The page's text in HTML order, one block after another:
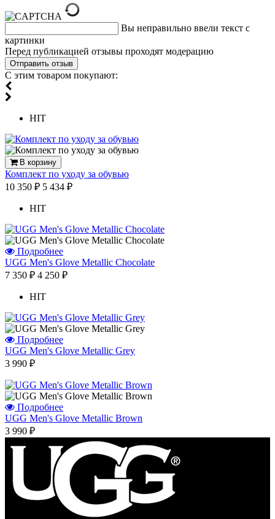
Вы неправильно ввели текст с
картинки
Перед публикацией отзывы проходят модерацию
С этим товаром покупают:
HIT
В корзину
Комплект по уходу за обувью
10 350 ₽ 5 434 ₽
HIT
Подробнее
UGG Men's Glove Metallic Chocolate
7 350 ₽ 4 250 ₽
HIT
Подробнее
UGG Men's Glove Metallic Grey
3 990 ₽
Подробнее
UGG Men's Glove Metallic Brown
3 990 ₽